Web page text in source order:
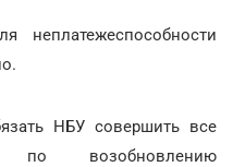
НБУ совершить все
по возобновлению